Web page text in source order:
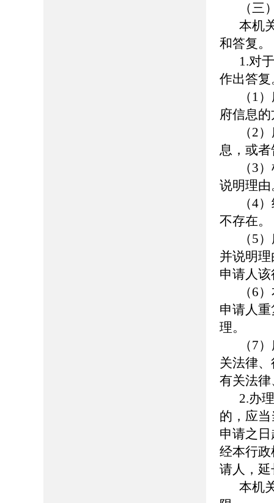
（
本机
和答复。
1.对
作出答复
（1
府信息
（2
息，或
（3
说明理由
（4
不存在。
（5
并说明
申请人
（6
申请人
理。
（7
关法律
有关法
2.办
的，应
申请之
经本行
请人，
本机